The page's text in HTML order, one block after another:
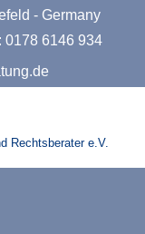
- Germany
0178 6146 934
Rechtsberater e.V.